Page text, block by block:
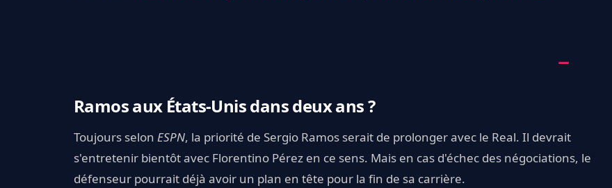
Ramos aux États-Unis dans deux ans ?
Toujours selon ESPN, la priorité de Sergio Ramos serait de prolonger avec le Real. Il devrait
s'entretenir bientôt avec Florentino Pérez en ce sens. Mais en cas d'échec des négociations, le
défenseur pourrait déjà avoir un plan en tête pour la fin de sa carrière.